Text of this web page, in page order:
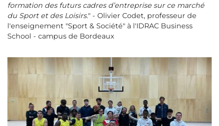
formation des futurs cadres d’entreprise sur ce marché
du Sport et des Loisirs." - Olivier Codet, professeur de
l'enseignement "Sport & Société" à l'IDRAC Business
School - campus de Bordeaux